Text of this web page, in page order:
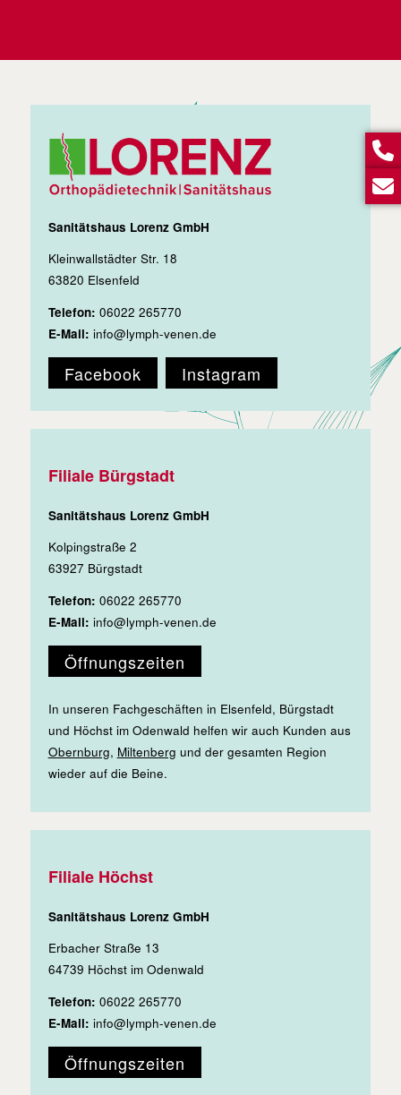
Sanitätshaus Lorenz GmbH
Kleinwallstädter Str. 18
63820 Elsenfeld
Telefon: 06022 265770
E-Mail: info@lymph-venen.de
Facebook Instagram
Filiale Bürgstadt
Sanitätshaus Lorenz GmbH
Kolpingstraße 2
63927 Bürgstadt
Telefon: 06022 265770
E-Mail: info@lymph-venen.de
Öffnungszeiten
In unseren Fachgeschäften in Elsenfeld, Bürgstadt
und Höchst im Odenwald helfen wir auch Kunden aus
Obernburg, Miltenberg und der gesamten Region
wieder auf die Beine.
Filiale Höchst
Sanitätshaus Lorenz GmbH
Erbacher Straße 13
64739 Höchst im Odenwald
Telefon: 06022 265770
E-Mail: info@lymph-venen.de
Öffnungszeiten